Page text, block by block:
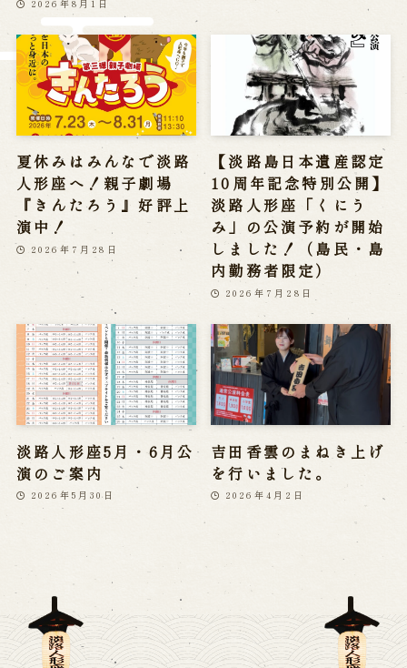
求人情報
※株式会社うずのくに南あわじの求人情報ページへ移動します
関連施設
通販サイトうずのくに
道の駅うずしお
うずの丘大鳴門橋記念館
2026年8月1日
夏休みはみんなで淡路
人形座へ！親子劇場
『きんたろう』好評上
演中！
2026年7月28日
【淡路島日本遺産認定
10周年記念特別公開】
淡路人形座「くにう
み」の公演予約が開始
しました！（島民・島
内勤務者限定）
2026年7月28日
淡路人形座5月・6月公
演のご案内
2026年5月30日
吉田香雲のまねき上げ
を行いました。
2026年4月2日